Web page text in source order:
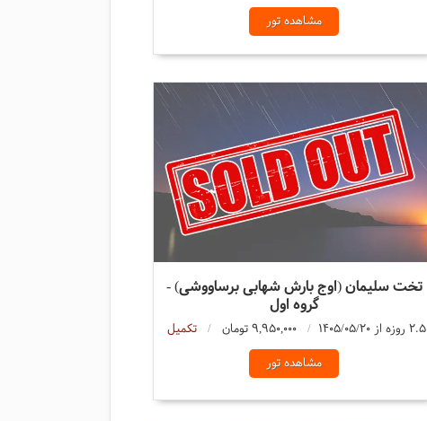
مشاهده تور
تخت سلیمان (اوج بارش شهابی برساووشی) -
گروه اول
2.5 روزه از 1405/05/20 9,950,000 تومان
تکمیل
مشاهده تور